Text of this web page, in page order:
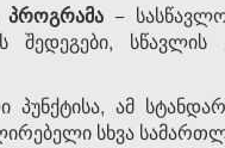
პროგრამა−
შედეგები,
ამ
სხვა